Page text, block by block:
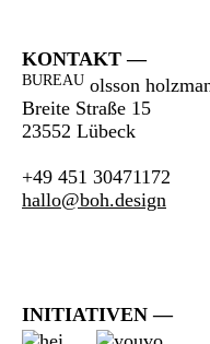
KONTAKT
BUREAU olsson
Breite Straße 15
23552 Lübeck
+49 451 30471172
hallo@boh.design
INITIATIVEN